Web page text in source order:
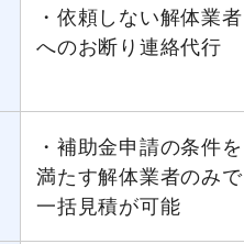
・依頼しない解体業者
へのお断り連絡代行
・補助金申請の条件を
満たす解体業者のみで
一括見積が可能